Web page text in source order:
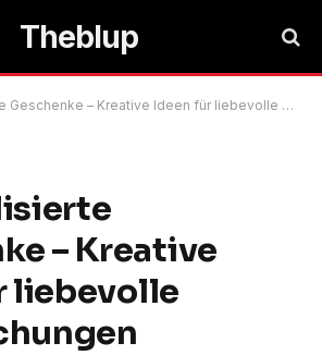
Theblup
– Kreative Ideen für liebevolle Überraschungen
– Kreative
liebevolle